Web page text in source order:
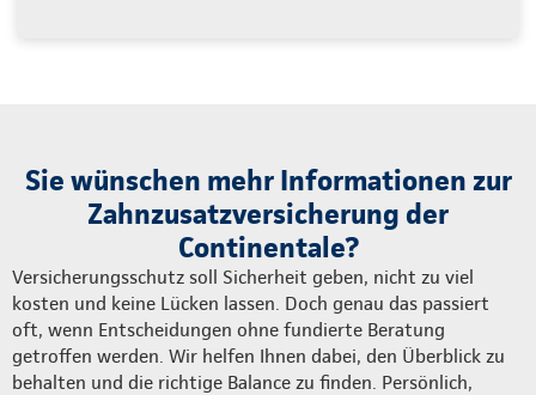
Sie wünschen mehr Informationen zur
Zahnzusatzversicherung der
Continentale?
Versicherungsschutz soll Sicherheit geben, nicht zu viel
kosten und keine Lücken lassen. Doch genau das passiert
oft, wenn Entscheidungen ohne fundierte Beratung
getroffen werden. Wir helfen Ihnen dabei, den Überblick zu
behalten und die richtige Balance zu finden. Persönlich,